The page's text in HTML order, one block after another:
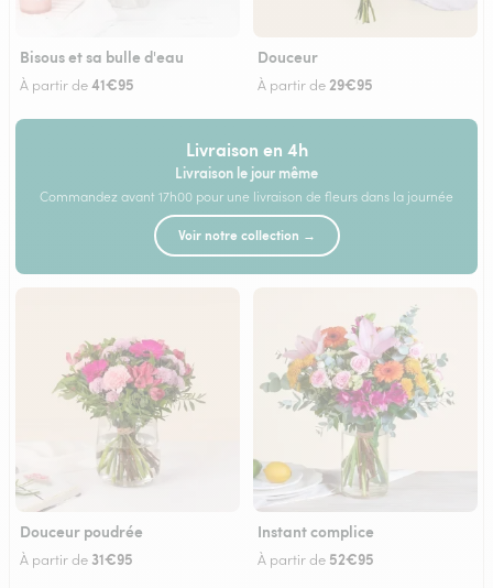
Bisous et sa bulle d'eau
À partir de41€95
Douceur
À partir de 29€95
Livraison en 4h
Livraison le jour même
Commandez avant 17h00 pour une livraison de fleurs dans la journée
Voir notre collection →
Douceur poudrée
À partir de 31€95
Instant complice
À partir de 52€95